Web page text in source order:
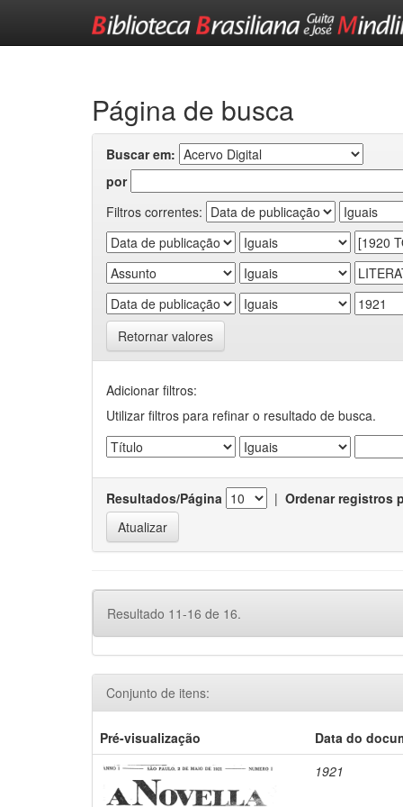
Página de busca
Buscar em:
por
Filtros correntes:
Retornar valores
Adicionar filtros:
Utilizar filtros para refinar o resultado de busca.
Resultados/Página | Ordenar registros
Resultado 11-16 de 16.
Conjunto de itens:
Pré-visualização
Data do
1921